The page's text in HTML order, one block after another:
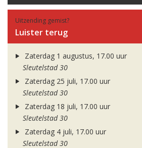
Uitzending gemist?
Luister terug
Zaterdag 1 augustus, 17.00 uur
Sleutelstad 30
Zaterdag 25 juli, 17.00 uur
Sleutelstad 30
Zaterdag 18 juli, 17.00 uur
Sleutelstad 30
Zaterdag 4 juli, 17.00 uur
Sleutelstad 30